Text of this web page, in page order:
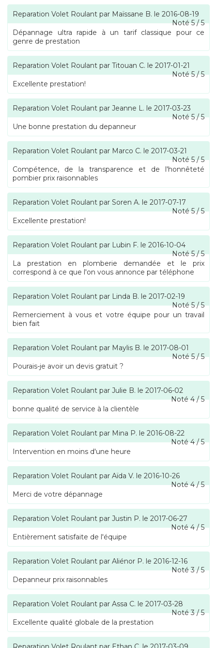
Reparation Volet Roulant par Maïssane B. le 2016-08-19
Noté5/5
Dépannage ultra rapide à un tarif classique pour ce
genre de prestation
Reparation Volet Roulant par Titouan C. le 2017-01-21
Noté5/5
Excellente prestation!
Reparation Volet Roulant par Jeanne L. le 2017-03-23
Noté5/5
Une bonne prestation du depanneur
Reparation Volet Roulant par Marco C. le 2017-03-21
Noté5/5
Compétence, de la transparence et de l'honnêteté
pombier prix raisonnables
Reparation Volet Roulant par Soren A. le 2017-07-17
Noté5/5
Excellente prestation!
Reparation Volet Roulant par Lubin F. le 2016-10-04
Noté5/5
La prestation en plomberie demandée et le prix
correspond à ce que l'on vous annonce par téléphone
Reparation Volet Roulant par Linda B. le 2017-02-19
Noté5/5
Remerciement à vous et votre équipe pour un travail
bien fait
Reparation Volet Roulant par Maylis B. le 2017-08-01
Noté5/5
Pourais-je avoir un devis gratuit ?
Reparation Volet Roulant par Julie B. le 2017-06-02
Noté4/5
bonne qualité de service à la clientèle
Reparation Volet Roulant par Mina P. le 2016-08-22
Noté4/5
Intervention en moins d'une heure
Reparation Volet Roulant par Aïda V. le 2016-10-26
Noté4/5
Merci de votre dépannage
Reparation Volet Roulant par Justin P. le 2017-06-27
Noté4/5
Entièrement satisfaite de l'équipe
Reparation Volet Roulant par Aliénor P. le 2016-12-16
Noté3/5
Depanneur prix raisonnables
Reparation Volet Roulant par Assa C. le 2017-03-28
Noté3/5
Excellente qualité globale de la prestation